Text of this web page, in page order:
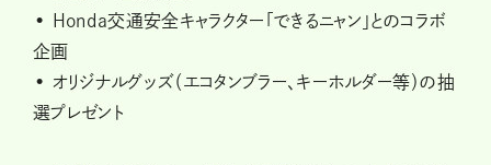
• Honda交通安全キャラクター「できるニャン」とのコラボ
企画
• オリジナルグッズ（エコタンブラー、キーホルダー等）の抽
選プレゼント